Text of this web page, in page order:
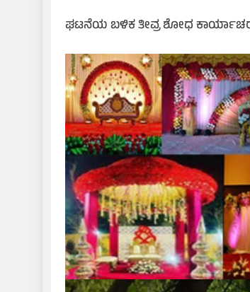
ಘಟನೆಯ ಬಳಿಕ ತೀವ್ರ ಶೋಧ ಕಾರ್ಯಾಚರಣೆ